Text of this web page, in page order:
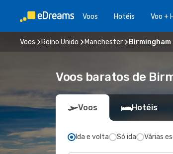
Voos Hotéis Voo +
Voos Reino Unido Manchester
Voos baratos de
Voos Hotéis
Ida e volta Só ida Várias